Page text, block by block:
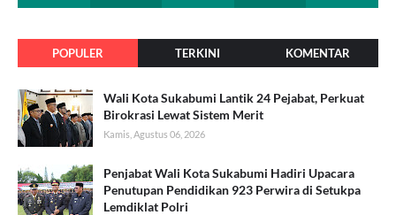
POPULER TERKINI KOMENTAR
Wali Kota Sukabumi Lantik 24 Pejabat, Perkuat
Birokrasi Lewat Sistem Merit
Kamis, Agustus 06, 2026
Penjabat Wali Kota Sukabumi Hadiri Upacara
Penutupan Pendidikan 923 Perwira di Setukpa
Lemdiklat Polri